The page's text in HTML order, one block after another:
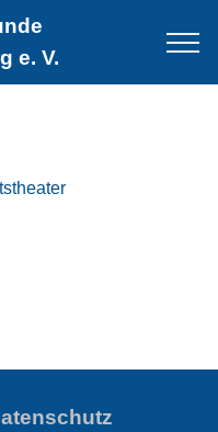
e. V.